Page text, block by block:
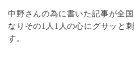
中野さんの為に書いた記事が全
なりその1人1人の心にグサッと
す。